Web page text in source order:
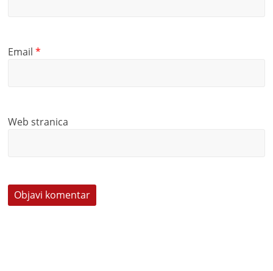
Email*
Web stranica